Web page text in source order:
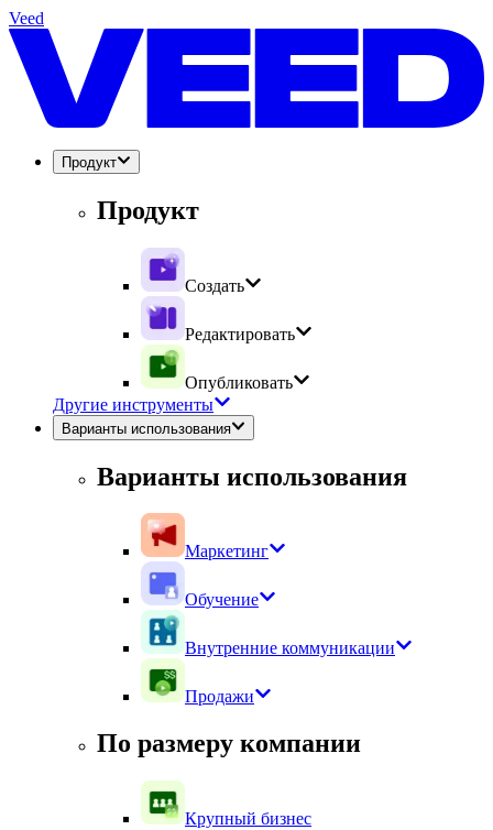
Veed
Продукт
Продукт
Создать
Редактировать
Опубликовать
Другие инструменты
Варианты использования
Варианты использования
Маркетинг
Обучение
Внутренние коммуникации
Продажи
По размеру компании
Крупный бизнес